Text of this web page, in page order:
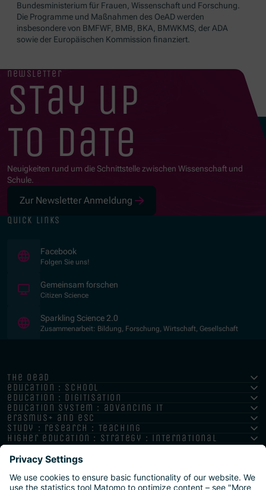
Bundesministerium für Frauen, Wissenschaft und Forschung.
Die Programme und Maßnahmen des OeAD werden
insbesondere von BMFWF, BMB, BKA, BMWKMS, der ADA
sowie der Europäischen Kommission finanziert.
newsletter
stay up
to date
Neuigkeiten rund um die Schnittstelle zwischen Wissenschaft und
Schule.
Zur Newsletter Anmeldung
quick links
Facebook
Folgen Sie uns!
Gemeinsam forschen
Citizen Science
Sparkling Science 2.0
Zusammenarbeit: Bildung, Forschung, Wirtschaft, Gesellschaft
the oead
education : school
education : digitisation
education system : advancing it
erasmus+ and esc
study : research : teaching
higher education : strategy : international